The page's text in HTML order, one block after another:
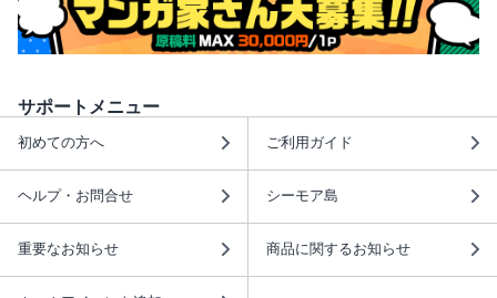
サポートメニュー
初めての方へ ご利用ガイド
ヘルプ・お問合せ シーモア島
重要なお知らせ 商品に関するお知らせ